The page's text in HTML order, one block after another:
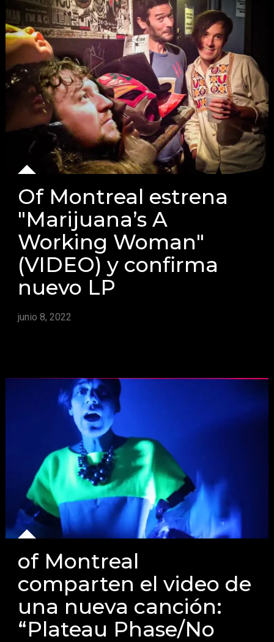
Of Montreal estrena
"Marijuana’s A
Working Woman"
(VIDEO) y confirma
nuevo LP
junio 8, 2022
of Montreal
comparten el video de
una nueva canción:
“Plateau Phase/No